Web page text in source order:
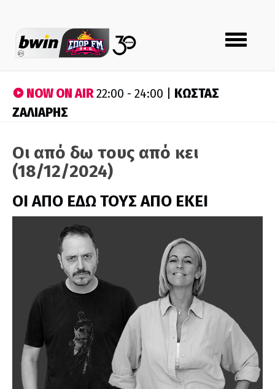
Toggle
navigation
NOW ON AIR22:00 - 24:00 | ΚΩΣΤΑΣ
ΖΑΛΙΑΡΗΣ
Οι από δω τους από κει
(18/12/2024)
ΟΙ ΑΠΟ ΕΔΩ ΤΟΥΣ ΑΠΟ ΕΚΕΙ